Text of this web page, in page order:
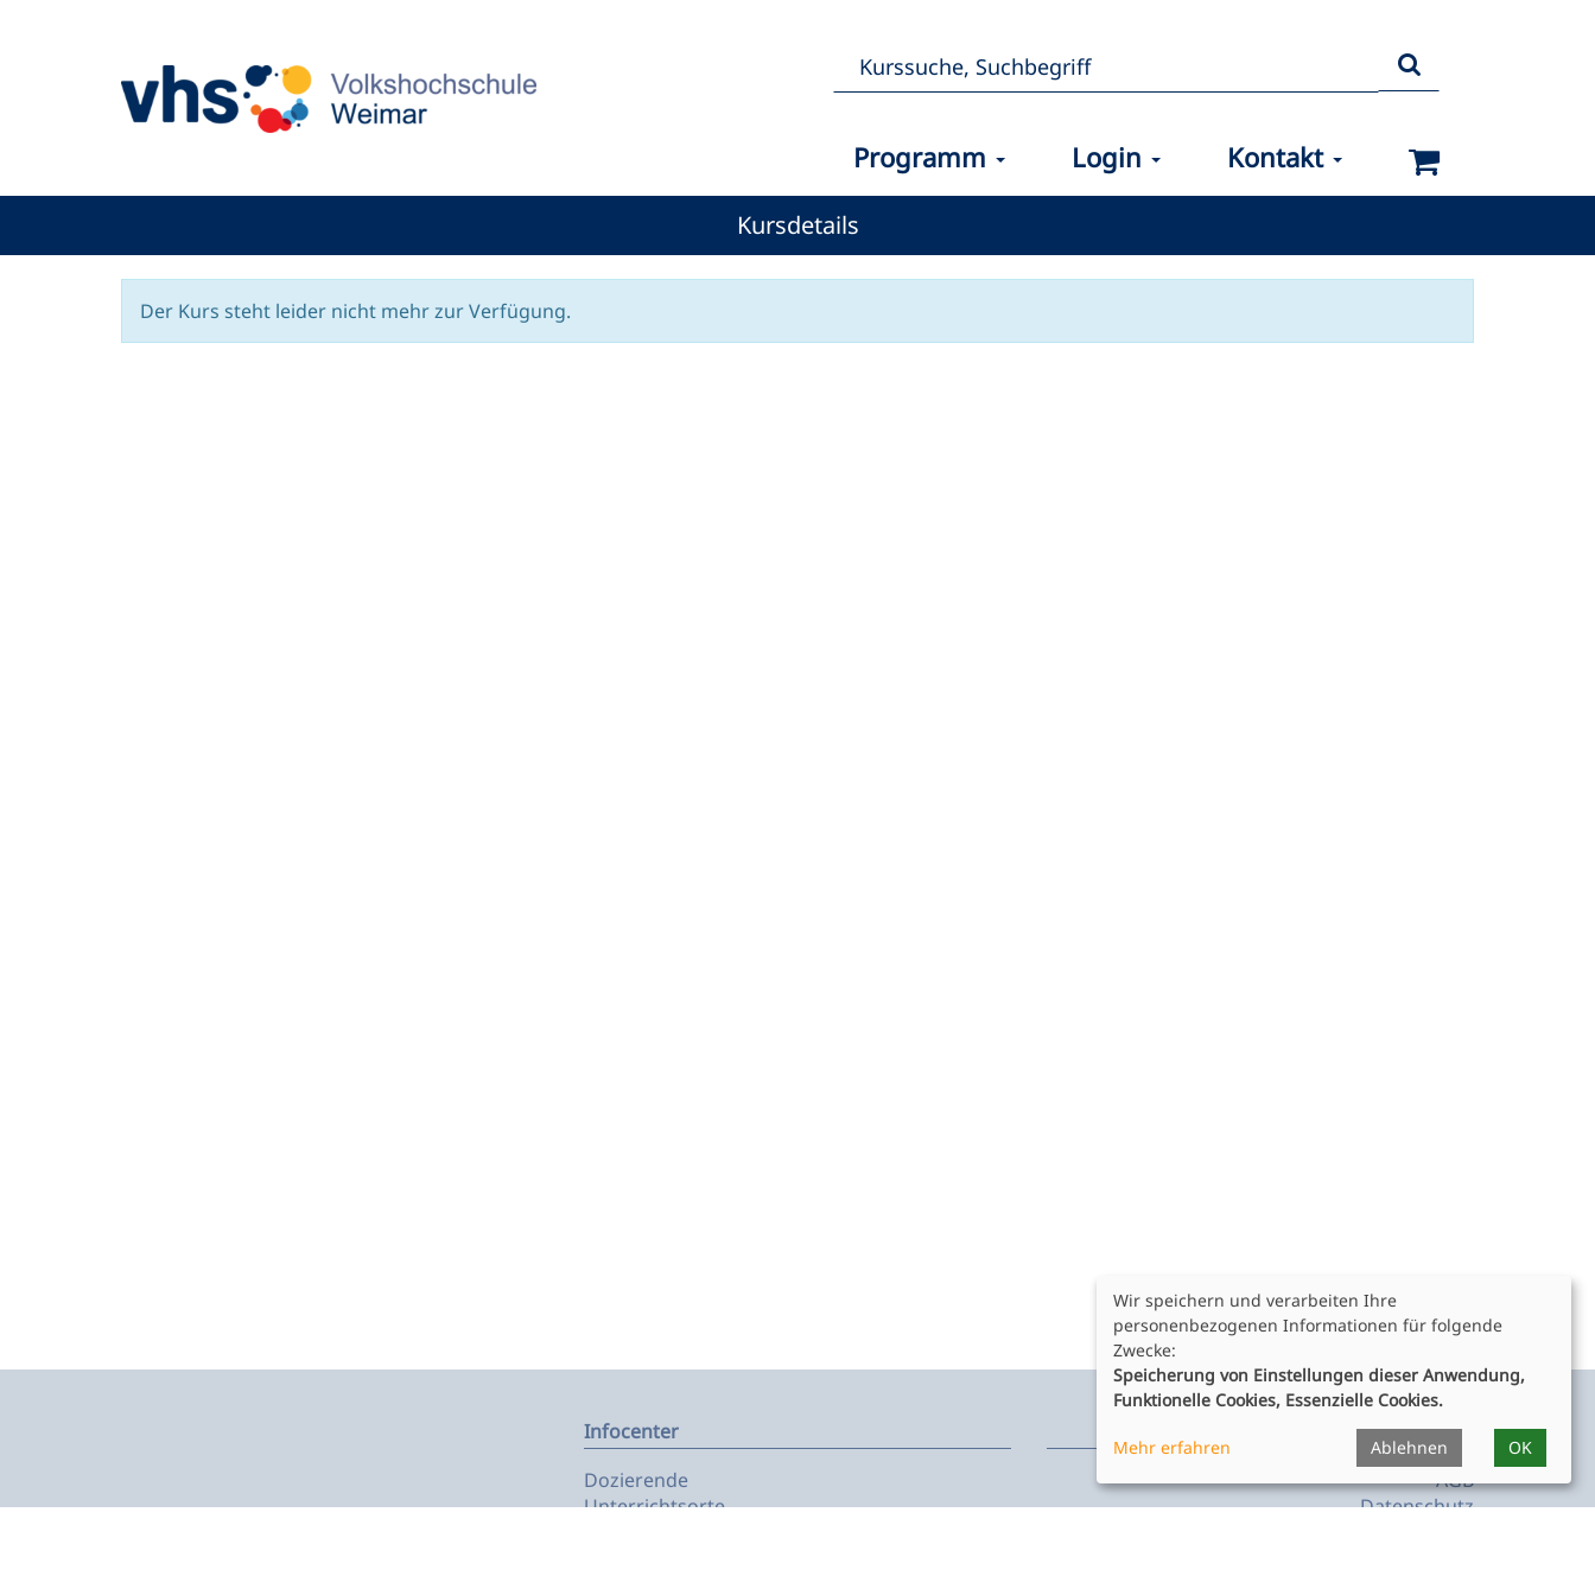
Programm Login Kontakt
Kursdetails
Der Kurs steht leider nicht mehr zur Verfügung.
Infocenter
Dozierende
Unterrichtsorte
Rechtliches
AGB
Datenschutz
Wir speichern und verarbeiten Ihre
personenbezogenen Informationen für folgende
Zwecke:
Speicherung von Einstellungen dieser Anwendung,
Funktionelle Cookies, Essenzielle Cookies.
Mehr erfahren Ablehnen OK